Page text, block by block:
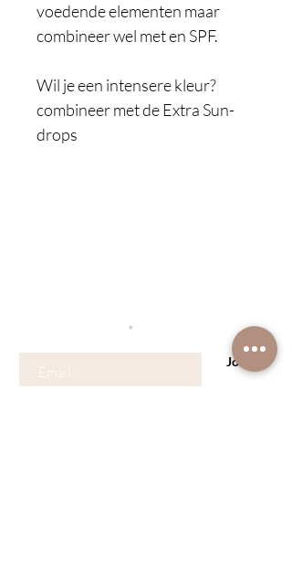
voedende elementen maar
combineer wel met en SPF.
Wil je een intensere kleur?
combineer met de Extra Sun-
drops
Join